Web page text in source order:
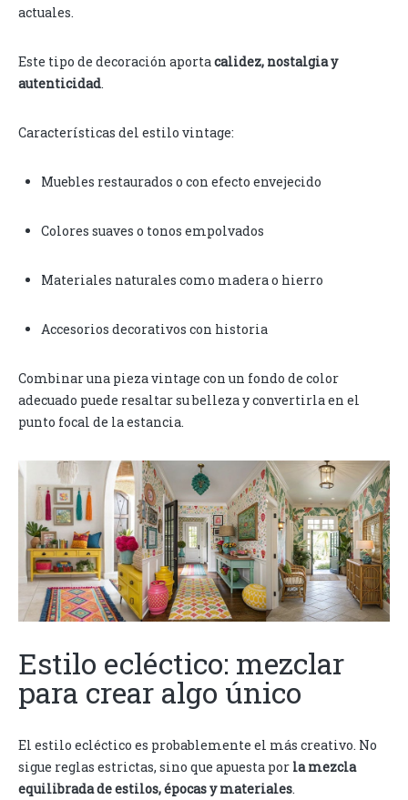
actuales.
Este tipo de decoración aportacalidez, nostalgia y
autenticidad.
Características del estilo vintage:
Muebles restaurados o con efecto envejecido
Colores suaves o tonos empolvados
Materiales naturales como madera o hierro
Accesorios decorativos con historia
Combinar una pieza vintage con un fondo de color
adecuado puede resaltar su belleza y convertirla en el
punto focal de la estancia.
Estilo ecléctico: mezclar
para crear algo único
El estilo ecléctico es probablemente el más creativo. No
sigue reglas estrictas, sino que apuesta por la mezcla
equilibrada de estilos, épocas y materiales.